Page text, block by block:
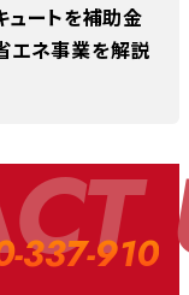
ュートを補助金
エネ事業を解説
337-910